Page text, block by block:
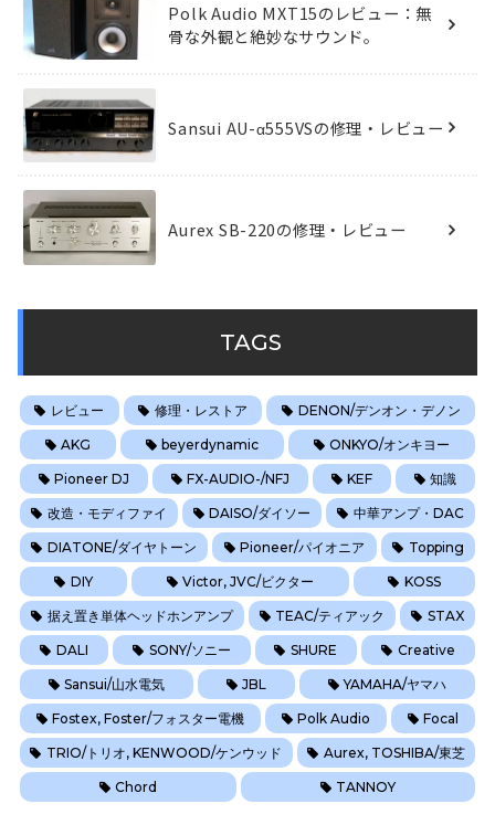
Polk Audio MXT15のレビュー：無
骨な外観と絶妙なサウンド。
Sansui AU-α555VSの修理・レビュー
Aurex SB-220の修理・レビュー
TAGS
レビュー 修理・レストア DENON/デンオン・デノン
AKG beyerdynamic ONKYO/オンキヨー
Pioneer DJ FX-AUDIO-/NFJ KEF 知識
改造・モディファイ DAISO/ダイソー 中華アンプ・DAC
DIATONE/ダイヤトーン Pioneer/パイオニア Topping
DIY Victor, JVC/ビクター KOSS
据え置き単体ヘッドホンアンプ TEAC/ティアック STAX
DALI SONY/ソニー SHURE Creative
Sansui/山水電気 JBL YAMAHA/ヤマハ
Fostex, Foster/フォスター電機 Polk Audio Focal
TRIO/トリオ, KENWOOD/ケンウッド Aurex, TOSHIBA/東芝
Chord TANNOY